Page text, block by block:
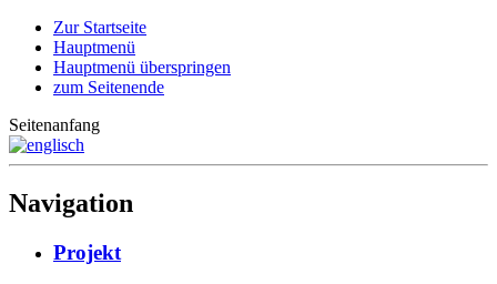
Zur Startseite
Hauptmenü
Hauptmenü überspringen
zum Seitenende
Seitenanfang
Navigation
Projekt